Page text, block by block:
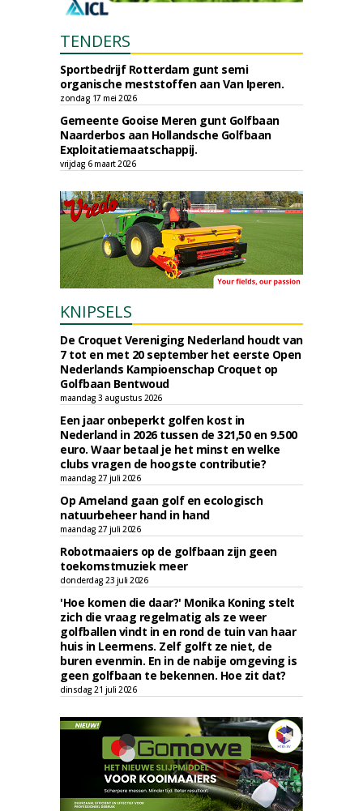
TENDERS
Sportbedrijf Rotterdam gunt semi
organische meststoffen aan Van Iperen.
zondag 17 mei 2026
Gemeente Gooise Meren gunt Golfbaan
Naarderbos aan Hollandsche Golfbaan
Exploitatiemaatschappij.
vrijdag 6 maart 2026
KNIPSELS
De Croquet Vereniging Nederland houdt van
7 tot en met 20 september het eerste Open
Nederlands Kampioenschap Croquet op
Golfbaan Bentwoud
maandag 3 augustus 2026
Een jaar onbeperkt golfen kost in
Nederland in 2026 tussen de 321,50 en 9.500
euro. Waar betaal je het minst en welke
clubs vragen de hoogste contributie?
maandag 27 juli 2026
Op Ameland gaan golf en ecologisch
natuurbeheer hand in hand
maandag 27 juli 2026
Robotmaaiers op de golfbaan zijn geen
toekomstmuziek meer
donderdag 23 juli 2026
'Hoe komen die daar?' Monika Koning stelt
zich die vraag regelmatig als ze weer
golfballen vindt in en rond de tuin van haar
huis in Leermens. Zelf golft ze niet, de
buren evenmin. En in de nabije omgeving is
geen golfbaan te bekennen. Hoe zit dat?
dinsdag 21 juli 2026